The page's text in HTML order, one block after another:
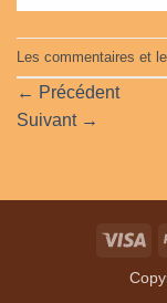
Les commentaires et
← Précédent
Suivant →